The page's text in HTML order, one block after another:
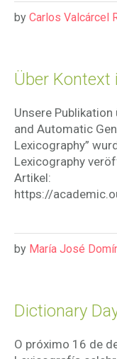
by Carlos Valcárcel
Über Kontext
Unsere
and Automatic
Lexicography”
Lexicography
Artikel:
https://
by María José
Dictionary
O próximo 16 de